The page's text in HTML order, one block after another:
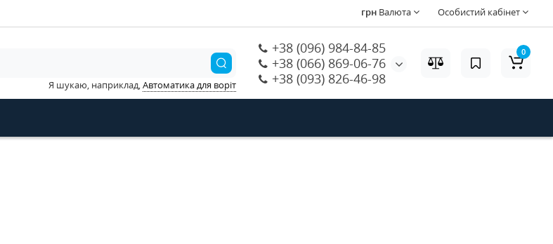
Особистий кабінет
грн Валюта
+38 (096) 984-84-85
+38 (066) 869-06-76
+38 (093) 826-46-98
Я шукаю, наприклад,Автоматика для воріт
0